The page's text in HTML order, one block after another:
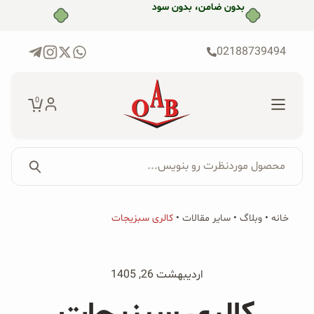
بدون ضامن، بدون سود
02188739494
0
برای:
جستجو...
پکیج‌ها
محصولات ارگانیک
محصول موردنظرت رو بنویس...
خانه • وبلاگ • سایر مقالات • کالری سبزیجات
اردیبهشت 26, 1405